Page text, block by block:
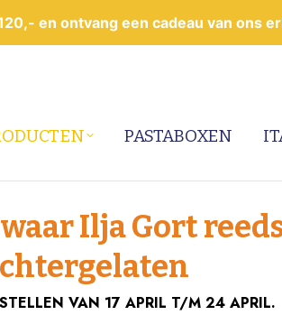
en ontvang een cadeau van ons
PASTABOXEN
Ilja Gort
VAN 17 APRIL T/M 24 APRIL.